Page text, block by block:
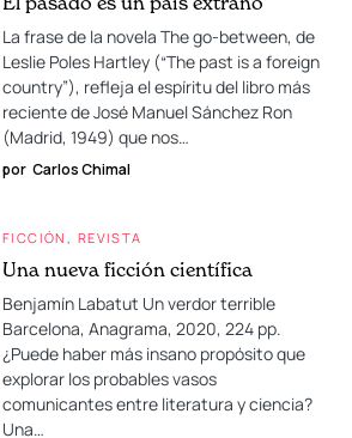
La frase de la novela The go-between, de
Leslie Poles Hartley (“The past is a foreign
country”), refleja el espíritu del libro más
reciente de José Manuel Sánchez Ron
(Madrid, 1949) que nos…
por Carlos Chimal
FICCIÓN REVISTA
Una nueva ficción científica
Benjamín Labatut Un verdor terrible
Barcelona, Anagrama, 2020, 224 pp.
¿Puede haber más insano propósito que
explorar los probables vasos
comunicantes entre literatura y ciencia?
Una…